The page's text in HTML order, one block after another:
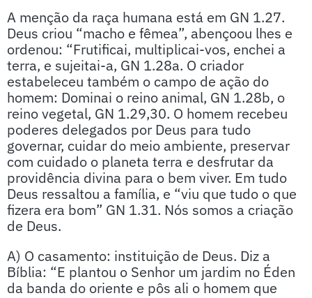
A menção da raça humana está em GN 1.27.
Deus criou “macho e fêmea”, abençoou lhes e
ordenou: “Frutificai, multiplicai-vos, enchei a
terra, e sujeitai-a, GN 1.28a. O criador
estabeleceu também o campo de ação do
homem: Dominai o reino animal, GN 1.28b, o
reino vegetal, GN 1.29,30. O homem recebeu
poderes delegados por Deus para tudo
governar, cuidar do meio ambiente, preservar
com cuidado o planeta terra e desfrutar da
providência divina para o bem viver. Em tudo
Deus ressaltou a família, e “viu que tudo o que
fizera era bom” GN 1.31. Nós somos a criação
de Deus.
A) O casamento: instituição de Deus. Diz a
Bíblia: “E plantou o Senhor um jardim no Éden
da banda do oriente e pôs ali o homem que